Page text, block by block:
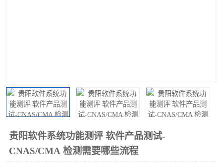
贵阳软件系统功能测评 软件产品测试-
CNAS/CMA 检测需要哪些流程